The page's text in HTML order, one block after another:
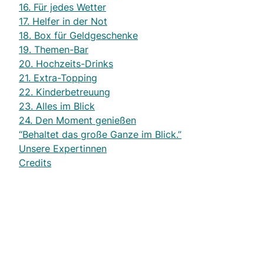
16. Für jedes Wetter
17. Helfer in der Not
18. Box für Geldgeschenke
19. Themen-Bar
20. Hochzeits-Drinks
21. Extra-Topping
22. Kinderbetreuung
23. Alles im Blick
24. Den Moment genießen
“Behaltet das große Ganze im Blick.”
Unsere Expertinnen
Credits